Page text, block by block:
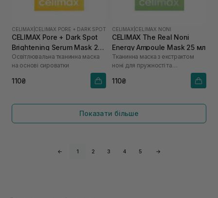
CELIMAX CELIMAX PORE + DARK SPOT
CELIMAX Pore + Dark Spot
Brightening Serum Mask 27
мл
Освітлювальна тканинна маска
на основі сироватки
110₴
CELIMAX CELIMAX NONI
CELIMAX The Real Noni
Energy Ampoule Mask 25 мл
Тканинна маска з екстрактом
ноні для пружності та
110₴
Показати більше
← 1 2 3 4 5 →